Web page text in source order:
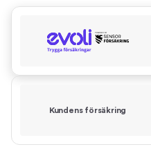
Kundens försäkring